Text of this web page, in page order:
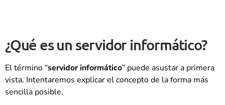
¿Qué es un servidor informático?
El término “servidor informático” puede asustar a primera
vista. Intentaremos explicar el concepto de la forma más
sencilla posible.